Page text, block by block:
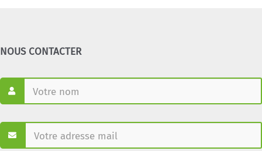
NOUS CONTACTER